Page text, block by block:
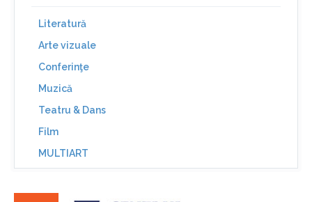
Literatură
Arte vizuale
Conferinţe
Muzică
Teatru & Dans
Film
MULTIART